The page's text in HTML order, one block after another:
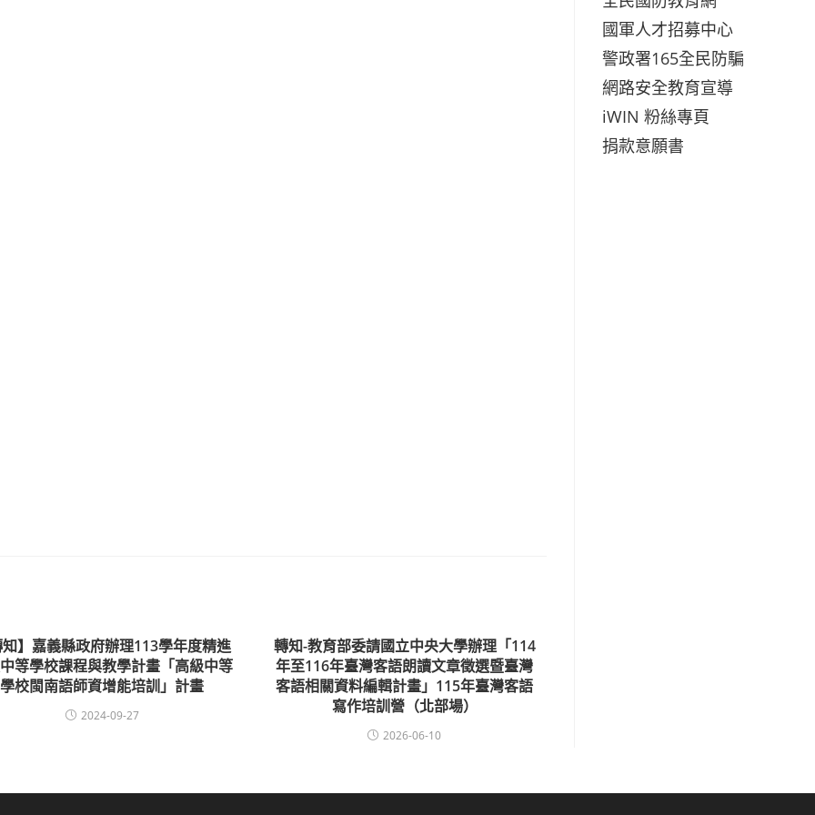
知】嘉義縣政府辦理113學年度精進
等學校課程與教學計畫「高級中等
學校閩南語師資增能培訓」計畫
2024-09-27
轉知-教育部委請國立中央大學辦理「114
年至116年臺灣客語朗讀文章徵選暨臺灣
客語相關資料編輯計畫」115年臺灣客語
寫作培訓營（北部場）
2026-06-10
國軍人才招募中心
警政署165全民防騙
網路安全教育宣導
iWIN 粉絲專頁
捐款意願書